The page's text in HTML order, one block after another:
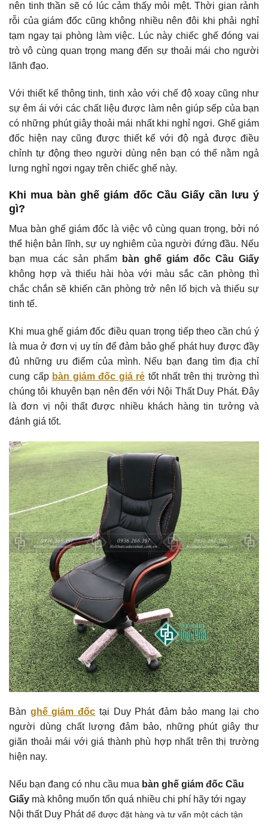
nên tinh thần sẽ có lúc cảm thấy mỏi mệt. Thời gian rảnh
rỗi của giám đốc cũng không nhiều nên đôi khi phải nghỉ
tạm ngay tại phòng làm việc. Lúc này chiếc ghế đóng vai
trò vô cùng quan trọng mang đến sự thoải mái cho người
lãnh đạo.
Với thiết kế thông tinh, tinh xảo với chế độ xoay cũng như
sự êm ái với các chất liệu được làm nên giúp sếp của bạn
có những phút giây thoải mái nhất khi nghỉ ngơi. Ghế giám
đốc hiện nay cũng được thiết kế với độ ngả được điều
chỉnh tự động theo người dùng nên bạn có thể nằm ngả
lưng nghỉ ngơi ngay trên chiếc ghế này.
Khi mua bàn ghế giám đốc Cầu Giấy cần lưu ý
gì?
Mua bàn ghế giám đốc là việc vô cùng quan trọng, bởi nó
thể hiện bản lĩnh, sự uy nghiêm của người đứng đầu. Nếu
bạn mua các sản phẩm
bàn ghế giám đốc Cầu Giấy
không hợp và thiếu hài hòa với màu sắc căn phòng thì
chắc chắn sẽ khiến căn phòng trở nên lố bịch và thiếu sự
tinh tế.
Khi mua ghế giám đốc điều quan trọng tiếp theo cần chú ý
là mua ở đơn vị uy tín để đảm bảo ghế phát huy được đầy
đủ những ưu điểm của mình. Nếu bạn đang tìm địa chỉ
cung cấp bàn giám đốc giá rẻ tốt nhất trên thị trường thì
chúng tôi khuyên bạn nên đến với Nội Thất Duy Phát. Đây
là đơn vị nội thất được nhiều khách hàng tin tưởng và
đánh giá tốt.
Bàn ghế giám đốc tại Duy Phát đảm bảo mang lại cho
người dùng chất lượng đảm bảo, những phút giây thư
giãn thoải mái với giá thành phù hợp nhất trên thị trường
hiện nay.
Nếu bạn đang có nhu cầu mua bàn ghế giám đốc Cầu
Giấy mà không muốn tốn quá nhiều chi phí hãy tới ngay
Nội thất Duy Phátđể được đặt hàng và tư vấn một cách tận